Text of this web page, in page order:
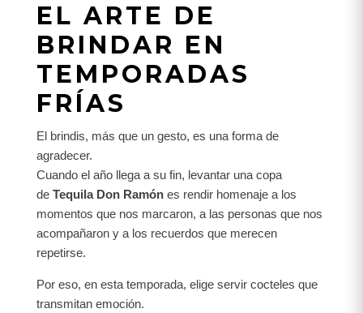
EL ARTE DE
BRINDAR EN
TEMPORADAS
FRÍAS
El brindis, más que un gesto, es una forma de
agradecer.
Cuando el año llega a su fin, levantar una copa
de Tequila Don Ramón es rendir homenaje a los
momentos que nos marcaron, a las personas que nos
acompañaron y a los recuerdos que merecen
repetirse.
Por eso, en esta temporada, elige servir cocteles que
transmitan emoción.